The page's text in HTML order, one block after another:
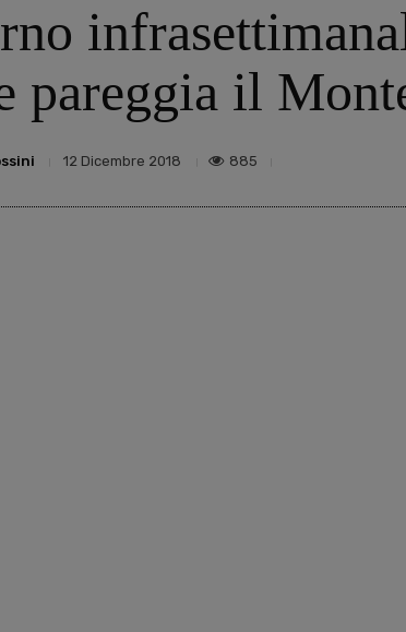
pareggia il
12 Dicembre 2018 885